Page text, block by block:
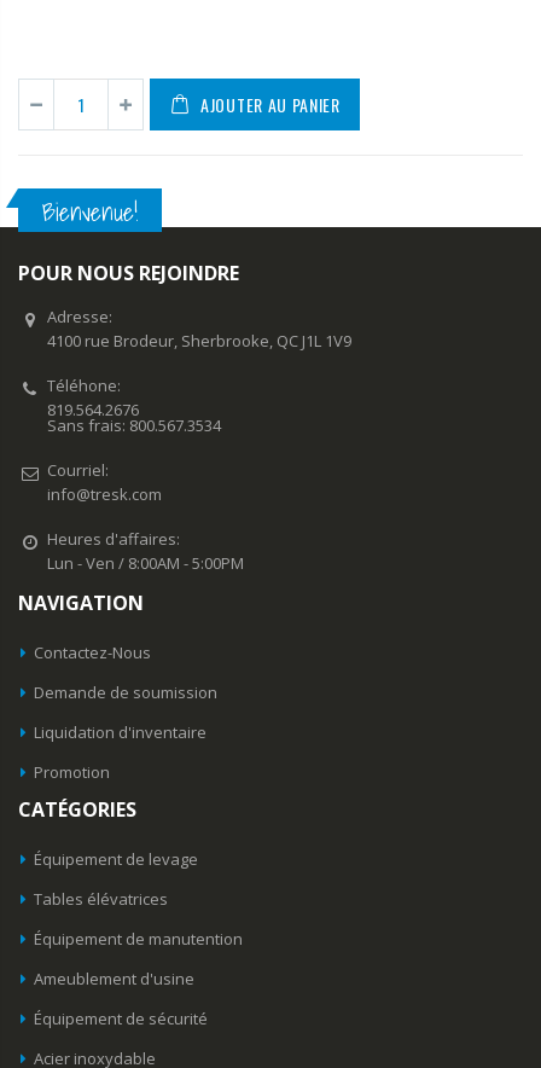
AJOUTER AU PANIER
Bienvenue!
POUR NOUS REJOINDRE
Adresse:
4100 rue Brodeur, Sherbrooke, QC J1L 1V9
Téléhone:
819.564.2676
Sans frais: 800.567.3534
Courriel:
info@tresk.com
Heures d'affaires:
Lun - Ven / 8:00AM - 5:00PM
NAVIGATION
Contactez-Nous
Demande de soumission
Liquidation d'inventaire
Promotion
CATÉGORIES
Équipement de levage
Tables élévatrices
Équipement de manutention
Ameublement d'usine
Équipement de sécurité
Acier inoxydable